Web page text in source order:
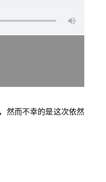
然而不幸的是这次依然